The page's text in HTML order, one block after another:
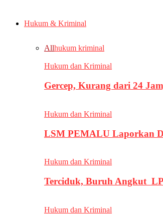
Hukum & Kriminal
Allhukum kriminal
Hukum dan Kriminal
Gercep, Kurang dari 24
Hukum dan Kriminal
LSM PEMALU Laporkan
Hukum dan Kriminal
Terciduk, Buruh Angkut
Hukum dan Kriminal